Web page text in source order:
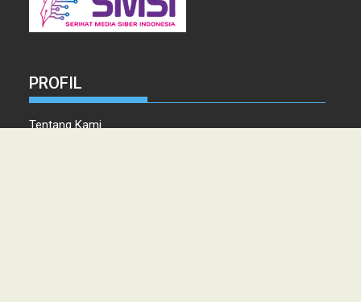
PROFIL
Tentang Kami